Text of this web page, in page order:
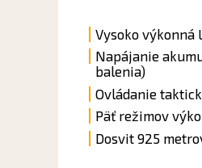
Vysoko výkonná
Napájanie
balenia)
Ovládanie
Päť režimov
Dosvit 925